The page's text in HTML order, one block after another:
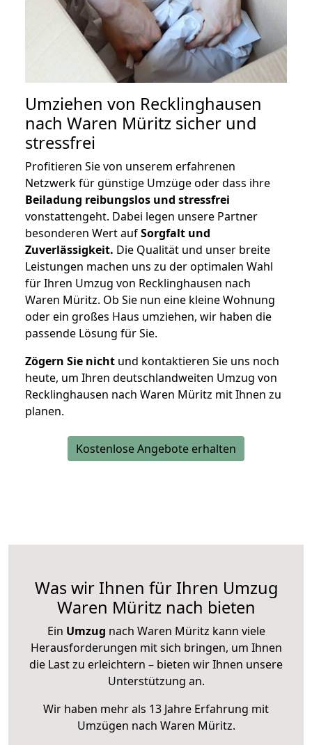
Umziehen von Recklinghausen
nach Waren Müritz sicher und
stressfrei
Profitieren Sie von unserem erfahrenen
Netzwerk für günstige Umzüge oder dass ihre
Beiladung reibungslos und stressfrei
vonstattengeht. Dabei legen unsere Partner
besonderen Wert aufSorgfalt und
Zuverlässigkeit. Die Qualität und unser breite
Leistungen machen uns zu der optimalen Wahl
für Ihren Umzug von Recklinghausen nach
Waren Müritz. Ob Sie nun eine kleine Wohnung
oder ein großes Haus umziehen, wir haben die
passende Lösung für Sie.
Zögern Sie nicht und kontaktieren Sie uns noch
heute, um Ihren deutschlandweiten Umzug von
Recklinghausen nach Waren Müritz mit Ihnen zu
planen.
Kostenlose Angebote erhalten
Was wir Ihnen für Ihren Umzug
Waren Müritz nach bieten
Ein Umzug nach Waren Müritz kann viele
Herausforderungen mit sich bringen, um Ihnen
die Last zu erleichtern – bieten wir Ihnen unsere
Unterstützung an.
Wir haben mehr als 13 Jahre Erfahrung mit
Umzügen nach Waren Müritz.